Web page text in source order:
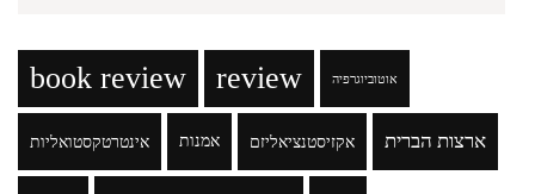
book review review אוטוביוגרפיה
אינטרטקסטואליות אמנות אקזיסטנציאליזם ארצות הברית